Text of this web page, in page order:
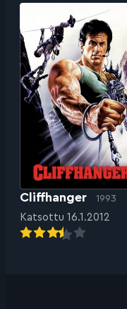
Cliffhanger 1993
Katsottu 16.1.2012